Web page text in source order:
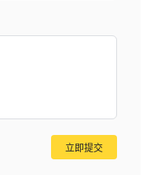
立即提交